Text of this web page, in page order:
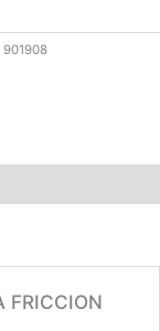
901908
FRICCION